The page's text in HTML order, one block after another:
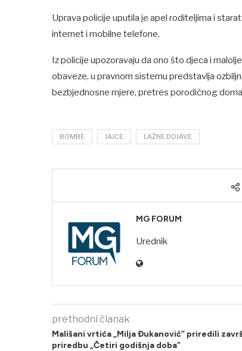
Uprava policije uputila je apel roditeljima i
internet i mobilne telefone.
Iz policije upozoravaju da ono što djeca i
obaveze, u pravnom sistemu predstavlja
bezbjednosne mjere, pretres porodičnog
BOMBE JAJCE LAŽNE DOJAVE
MG FORUM
Urednik
prethodni članak
Mališani vrtića „Milja Đukanović” priredili
priredbu „Četiri godišnja doba”